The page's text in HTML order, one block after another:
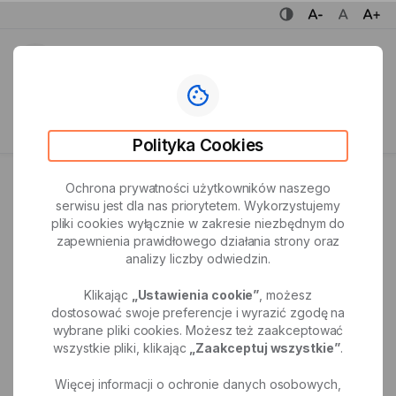
wersja kontrastowa portalumniejsza czcionka
normalna czcionka
Sportu
i Rekreacji
w Mysłowicach
głównej
Strona główna Deklaracja Dostępności
Deklaracja Dostępności
udostępnij
Data utworzenia: 2025-10-05 18:12:02
Wstęp deklaracji
Polityka Cookies
Ochrona prywatności użytkowników naszego
serwisu jest dla nas priorytetem. Wykorzystujemy
pliki cookies wyłącznie w zakresie niezbędnym do
zapewnienia prawidłowego działania strony oraz
analizy liczby odwiedzin.
Klikając „Ustawienia cookie” , możesz
dostosować swoje preferencje i wyrazić zgodę na
wybrane pliki cookies. Możesz też zaakceptować
wszystkie pliki, klikając
„Zaakceptuj wszystkie”.
Więcej informacji o ochronie danych osobowych,